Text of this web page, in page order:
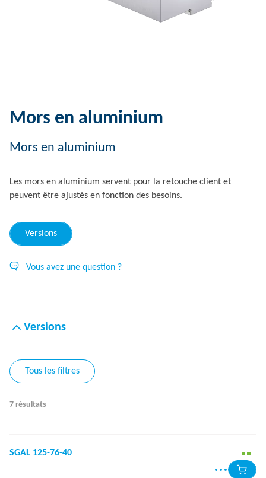
Mors en aluminium
Mors en aluminium
Les mors en aluminium servent pour la retouche client et
peuvent être ajustés en fonction des besoins.
Versions
Vous avez une question ?
Versions
Tous les filtres
7 résultats
SGAL 125-76-40